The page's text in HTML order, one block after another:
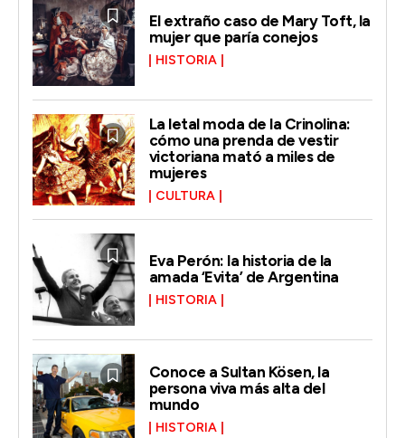
El extraño caso de Mary Toft, la
mujer que paría conejos
HISTORIA
La letal moda de la Crinolina:
cómo una prenda de vestir
victoriana mató a miles de
mujeres
CULTURA
Eva Perón: la historia de la
amada ‘Evita’ de Argentina
HISTORIA
Conoce a Sultan Kösen, la
persona viva más alta del
mundo
HISTORIA